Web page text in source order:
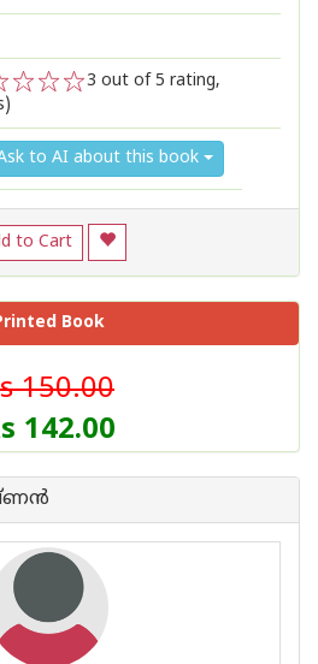
3 out of 5 rating,
to AI about this book
to Cart
Book
150.00
142.00